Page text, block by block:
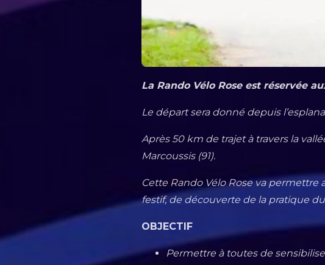
La Rando Vélo Rose est réservée
Le départ sera donné depuis
Après 50 km de trajet à travers la
Marcoussis (91).
Cette Rando Vélo Rose va
festif, de découverte de la pratique
OBJECTIF
Permettre à toutes de